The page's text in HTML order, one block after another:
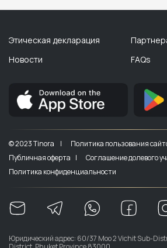
Этическая декларация
Новости
FAQs
© 2023 Tinora |
Политика пользования
Публичная оферта |
Соглашение долевого
Политика конфиденциальности
Юридический адрес: 60/37 Moo 2 Vichit Sub-